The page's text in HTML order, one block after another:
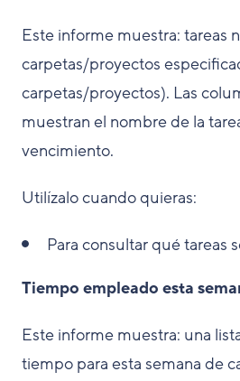
Este informe muestra: tareas
carpetas/proyectos
carpetas/proyectos). Las
muestran el nombre de la
vencimiento.
Utilízalo cuando quieras:
Para consultar qué tareas
Tiempo empleado esta
Este informe muestra: una
tiempo para esta semana de